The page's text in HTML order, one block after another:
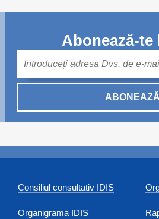
Abonează-te
ABONEAZĂ
Consiliul consultativ IDIS
Organigrama IDIS